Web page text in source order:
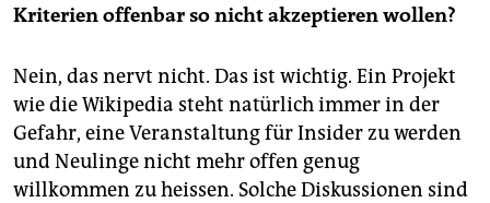
Kriterien offenbar so nicht akzeptieren wollen?
Nein, das nervt nicht. Das ist wichtig. Ein Projekt
wie die Wikipedia steht natürlich immer in der
Gefahr, eine Veranstaltung für Insider zu werden
und Neulinge nicht mehr offen genug
willkommen zu heissen. Solche Diskussionen sind